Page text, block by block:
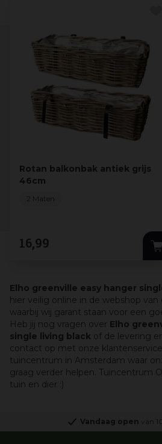
Rotan balkonbak antiek grijs
46cm
16,99
2 Maten
Elho greenville easy hanger
hier veilig online in de webshop
waarbij wij garant staan voor een
Heb jij nog vragen over Elho
single living black of de levering
contact op met onze
tuincentrum in Amsterdam waar
graag verder helpen. Tuincentrum
tuin en dier :)
Vandaag open van